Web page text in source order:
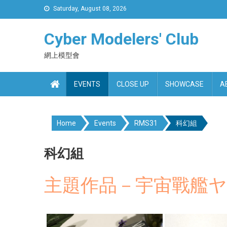
to
Saturday, August 08, 2026
Cyber Modelers' Club
網上模型會
EVENTS CLOSE UP SHOWCASE
Home Events RMS31 科幻組
科幻組
主題作品－宇宙戰艦